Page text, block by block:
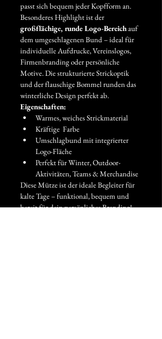
passt sich bequem jeder Kopfform an.
Besonderes Highlight ist der
großflächige, runde Logo-Bereich auf
dem umgeschlagenen Bund – ideal für
individuelle Aufdrucke, Vereinslogos,
Firmenbranding oder persönliche
Motive. Die strukturierte Strickoptik
und der flauschige Bommel runden das
winterliche Design perfekt ab.
Eigenschaften:
Warmes, weiches Strickmaterial
Kräftige  Farbe
Umschlagbund mit integrierter
Logo-Fläche
Perfekt für Winter, Outdoor-
Aktivitäten, Teams & Merchandise
Diese Mütze ist der ideale Begleiter für
kalte Tage – funktional, bequem und
bereit für dein persönliches Branding!